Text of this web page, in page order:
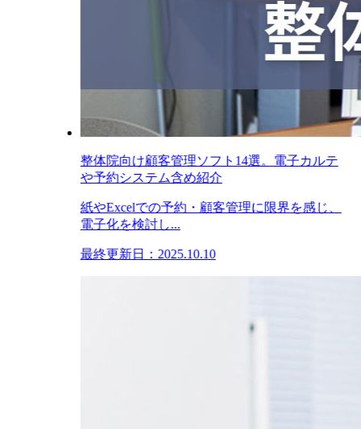
整体院向け顧客管理ソフト14選。電子カルテ
や予約システム含め紹介
紙やExcelでの予約・顧客管理に限界を感じ、
電子化を検討し...
最終更新日：2025.10.10